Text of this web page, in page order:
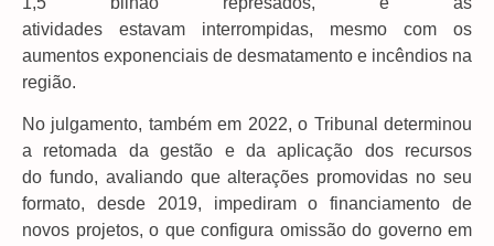
atividades estavam interrompidas, mesmo com os
aumentos exponenciais de desmatamento e incêndios na
região.
No julgamento, também em 2022, o Tribunal determinou
a retomada da gestão e da aplicação dos recursos
do fundo, avaliando que alterações promovidas no seu
formato, desde 2019, impediram o financiamento de
novos projetos, o que configura omissão do governo em